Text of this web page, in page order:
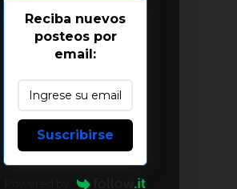
Reciba nuevos
posteos por
email:
Suscribirse